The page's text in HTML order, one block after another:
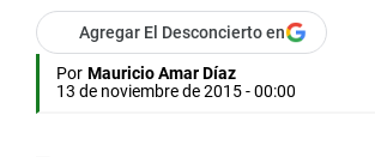
Agregar El Desconcierto en
Por Mauricio Amar Díaz
13 de noviembre de 2015 - 00:00